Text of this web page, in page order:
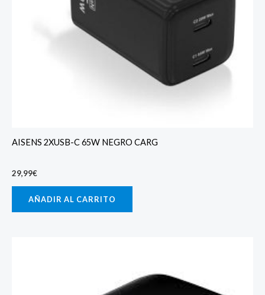
AISENS 2XUSB-C 65W NEGRO CARG
29,99€
AÑADIR AL CARRITO